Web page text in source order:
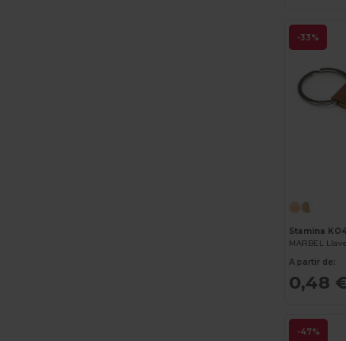
-33%
Stamina
A partir de:
0,48
-47%